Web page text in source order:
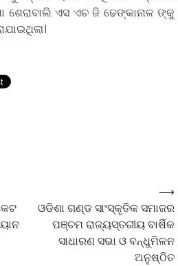
ଏସ ଏଚ ଜି ଢେଙ୍କାନାଳ ଙ୍କୁ
ଓଡିଶା ଗଣ୍ଡ ସାଂସ୍କୃତିକ ସମାଜର
ପଞ୍ଚମ ରାଜ୍ୟସ୍ତରୀୟ ବାର୍ଷିକ
ସାଧାରଣ ସଭା ଓ ବନ୍ଧୁମିଳନ
ଅନୁଷ୍ଠିତ
⟶